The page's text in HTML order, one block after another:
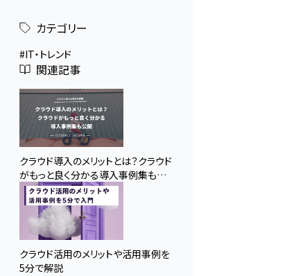
カテゴリー
IT・トレンド
関連記事
クラウド導入のメリットとは？クラウド
がもっと良く分かる導入事例集も公
開
クラウド活用のメリットや活用事例を
5分で解説